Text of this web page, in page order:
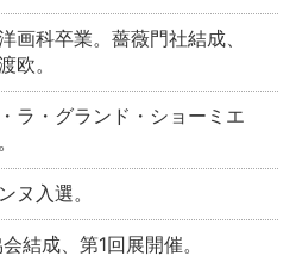
画科卒業。薔薇門社結成、
欧。
ラ・グランド・ショーミエ
ヌ入選。
結成、第1回展開催。